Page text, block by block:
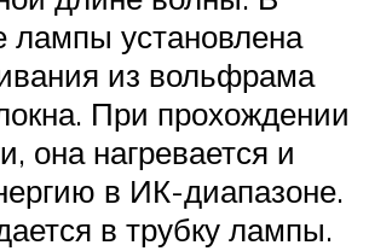
лампы установлена
из вольфрама
При прохождении
она нагревается и
в ИК-диапазоне.
в трубку лампы.